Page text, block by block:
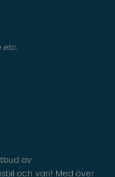
etc.
av
och van! Med över